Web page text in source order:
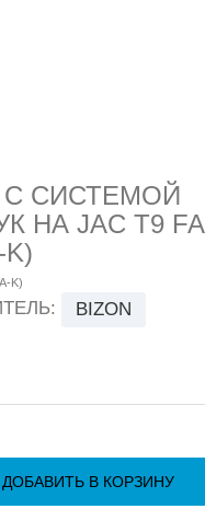
СИСТЕМОЙ
НА JAC T9 FA
K)
K)
BIZON
ДОБАВИТЬ В КОРЗИНУ